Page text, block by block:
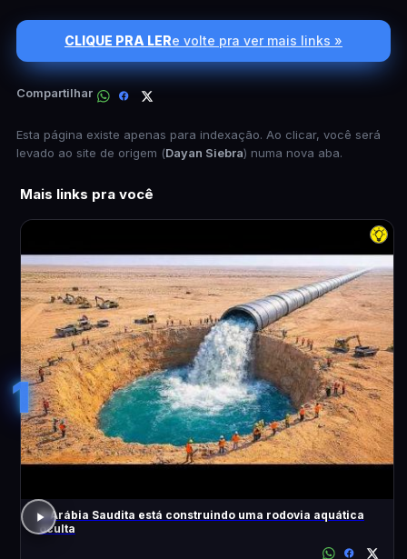
CLIQUE PRA LERe volte pra ver mais links »
Compartilhar
Esta página existe apenas para indexação. Ao clicar, você será
levado ao site de origem (Dayan Siebra) numa nova aba.
Mais links pra você
1
A Arábia Saudita está construindo uma rodovia aquática
oculta